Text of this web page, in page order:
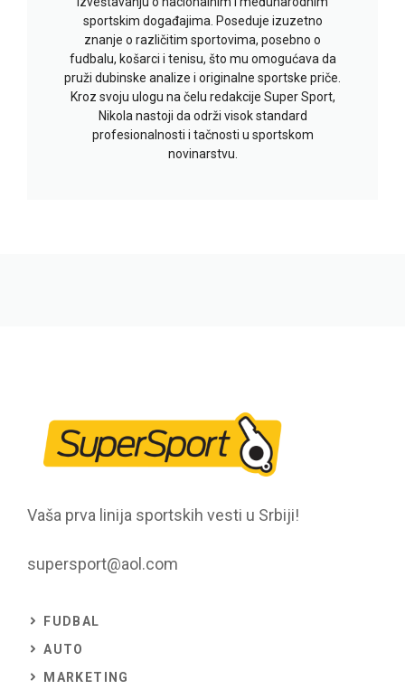
sportskim događajima. Poseduje izuzetno
znanje o različitim sportovima, posebno o
fudbalu, košarci i tenisu, što mu omogućava da
pruži dubinske analize i originalne sportske priče.
Kroz svoju ulogu na čelu redakcije Super Sport,
Nikola nastoji da održi visok standard
profesionalnosti i tačnosti u sportskom
novinarstvu.
Vaša prva linija sportskih vesti u Srbiji!
supersport@aol.com
FUDBAL
AUTO
MARKETING